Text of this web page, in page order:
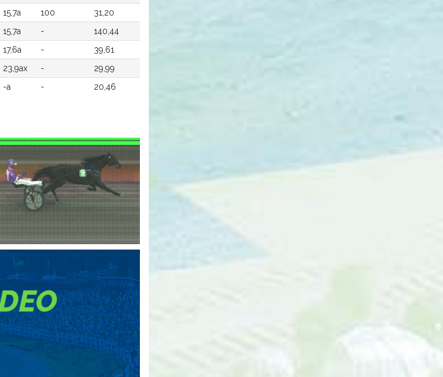
15,7a 100
31,20
15,7a -
140,44
17,6a -
39,61
23,9ax -
29,99
-a - 20,46